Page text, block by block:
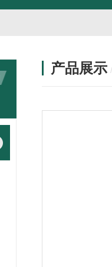
产品展示